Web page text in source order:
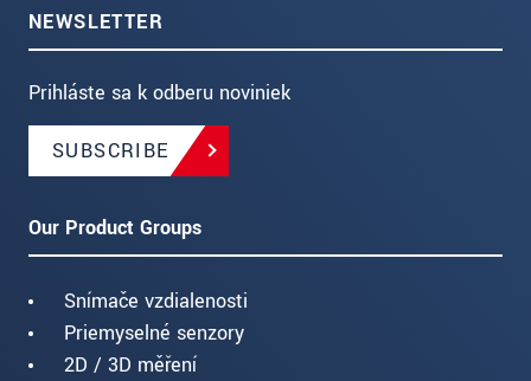
NEWSLETTER
Prihláste sa k odberu noviniek
SUBSCRIBE
Our Product Groups
Snímače vzdialenosti
Priemyselné senzory
2D / 3D měření